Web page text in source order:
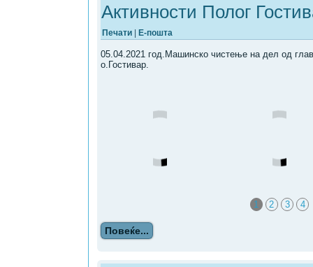
Активности Полог
Печати | Е-пошта
05.04.2021 год.Машинско чистење на дел од
о.Гостивар.
1 2 3 4
Повеќе...